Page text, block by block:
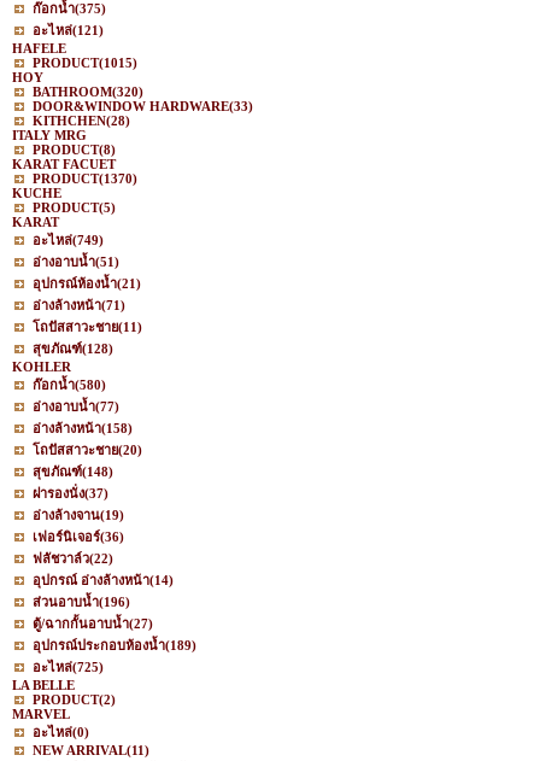
ก๊อกน้ำ(375)
อะไหล่(121)
HAFELE
PRODUCT(1015)
HOY
BATHROOM(320)
DOOR&WINDOW HARDWARE(33)
KITHCHEN(28)
ITALY MRG
PRODUCT(8)
KARAT FACUET
PRODUCT(1370)
KUCHE
PRODUCT(5)
KARAT
อะไหล่(749)
อ่างอาบน้ำ(51)
อุปกรณ์ห้องน้ำ(21)
อ่างล้างหน้า(71)
โถปัสสาวะชาย(11)
สุขภัณฑ์(128)
KOHLER
ก๊อกน้ำ(580)
อ่างอาบน้ำ(77)
อ่างล้างหน้า(158)
โถปัสสาวะชาย(20)
สุขภัณฑ์(148)
ฝารองนั่ง(37)
อ่างล้างจาน(19)
เฟอร์นิเจอร์(36)
ฟลัชวาล์ว(22)
อุปกรณ์ อ่างล้างหน้า(14)
ส่วนอาบน้ำ(196)
ตู้/ฉากกั้นอาบน้ำ(27)
อุปกรณ์ประกอบห้องน้ำ(189)
อะไหล่(725)
LA BELLE
PRODUCT(2)
MARVEL
อะไหล่(0)
NEW ARRIVAL(11)